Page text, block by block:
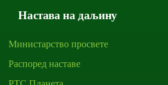
Настава на даљину
Министарство просвете
Распоред наставе